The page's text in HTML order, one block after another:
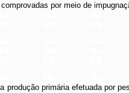
por meio de
primária efetuada por